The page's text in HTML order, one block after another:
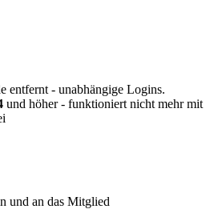
entfernt - unabhängige Logins.
und höher - funktioniert nicht mehr
und an das Mitglied